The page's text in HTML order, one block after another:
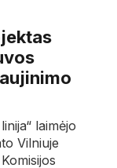
laimėjo
Vilniuje